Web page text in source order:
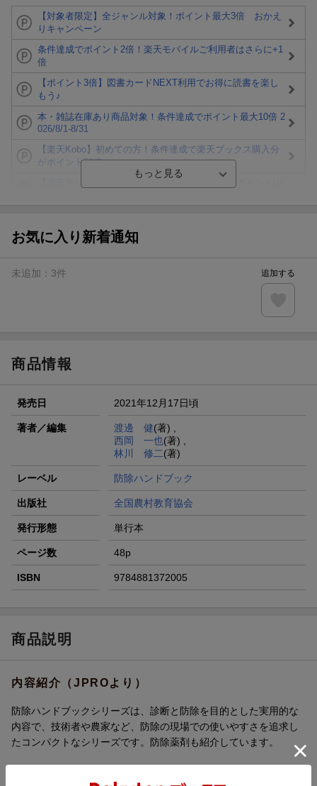
【対象者限定】全ジャンル対象！ポイント最大3倍 おかえ
りキャンペーン
条件達成でポイント2倍！楽天モバイルご利用者はさらに+1
倍
【ポイント3倍】図書カードNEXT利用でお得に読書を楽し
もう♪
本・雑誌在庫あり商品対象！条件達成でポイント最大10倍 2
026/8/1-8/31
【楽天Kobo】初めての方！条件達成で楽天ブックス購入分
がポイント20倍
ト山分け
エントリー＆3,000円以上購入で無料データSIM（3GB/月プ
楽天モバイル紹介キャンペーンの拡散で300円OFFクーポン
お気に入り新着通知
未追加： 3件 追加する
商品情報
発売日 2021年12月17日頃
著者／編集 渡邊 健(著) ,
西岡 一也(著) ,
林川 修二(著)
レーベル 防除ハンドブック
出版社 全国農村教育協会
発行形態 単行本
ページ数 48p
ISBN 9784881372005
商品説明
内容紹介（JPROより）
防除ハンドブックシリーズは、診断と防除を目的とした実用的な
内容で、技術者や農家など、防除の現場での使いやすさを追求し
たコンパクトなシリーズです。防除薬剤も紹介しています。